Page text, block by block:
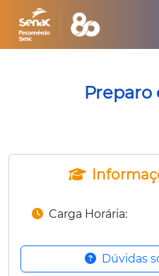
Preparo
Carga Horária:
Dúvidas